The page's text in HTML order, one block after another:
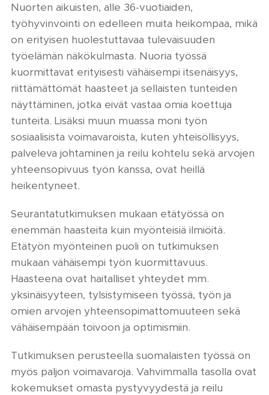
Nuorten aikuisten, alle 36-vuotiaiden,
työhyvinvointi on edelleen muita heikompaa, mikä
on erityisen huolestuttavaa tulevaisuuden
työelämän näkökulmasta. Nuoria työssä
kuormittavat erityisesti vähäisempi itsenäisyys,
riittämättömät haasteet ja sellaisten tunteiden
näyttäminen, jotka eivät vastaa omia koettuja
tunteita. Lisäksi muun muassa moni työn
sosiaalisista voimavaroista, kuten yhteisöllisyys,
palveleva johtaminen ja reilu kohtelu sekä arvojen
yhteensopivuus työn kanssa, ovat heillä
heikentyneet.
Seurantatutkimuksen mukaan etätyössä on
enemmän haasteita kuin myönteisiä ilmiöitä.
Etätyön myönteinen puoli on tutkimuksen
mukaan vähäisempi työn kuormittavuus.
Haasteena ovat haitalliset yhteydet mm.
yksinäisyyteen, tylsistymiseen työssä, työn ja
omien arvojen yhteensopimattomuuteen sekä
vähäisempään toivoon ja optimismiin.
Tutkimuksen perusteella suomalaisten työssä on
myös paljon voimavaroja. Vahvimmalla tasolla ovat
kokemukset omasta pystyvyydestä ja reilu